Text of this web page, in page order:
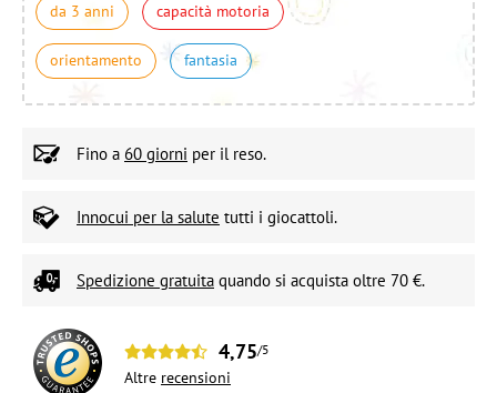
da 3 anni capacità motoria
orientamento fantasia
Fino a 60 giorni per il reso.
Innocui per la salute tutti i giocattoli.
Spedizione gratuita quando si acquista oltre 70 €.
4,75/5
Altre recensioni